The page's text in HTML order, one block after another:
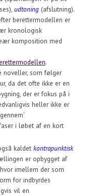
udtoning (afslutning).
berettermodellen er
kronologisk
komposition med
.
noveller, som følger
da det ofte ikke er en
der er fokus på i
heller ikke er
i løbet af en kort
kaldetkontrapunktisk
er opbygget af
imellem der som
for indbyrdes
vil en